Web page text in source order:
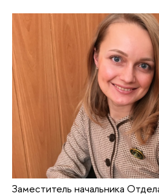
Заместитель начальника